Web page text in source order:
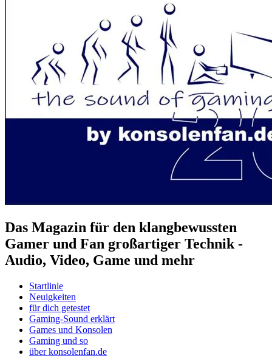
Das Magazin für den klangbewussten
Gamer und Fan großartiger Technik -
Audio, Video, Game und mehr
Startlinie
Neuigkeiten
für dich getestet
Gaming-Sound erklärt
Games und Konsolen
Gaming und so
über konsolenfan.de